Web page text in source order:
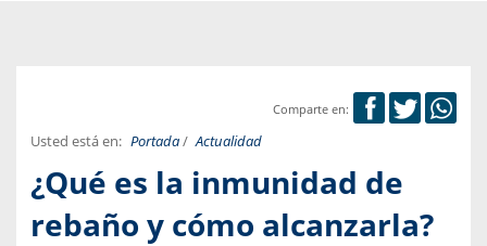
Comparte en:
Usted está en: Portada/ Actualidad
¿Qué es la inmunidad de
rebaño y cómo alcanzarla?